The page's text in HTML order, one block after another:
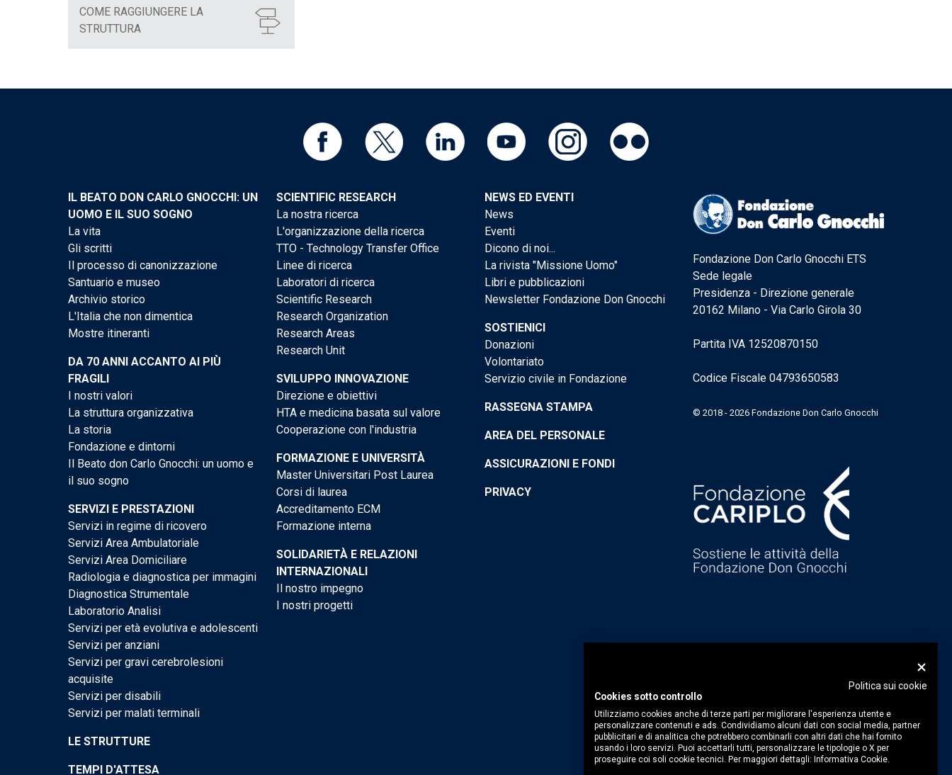
COME RAGGIUNGERE LA
STRUTTURA
IL BEATO DON CARLO GNOCCHI: UN
UOMO E IL SUO SOGNO
La vita
Gli scritti
Il processo di canonizzazione
Santuario e museo
Archivio storico
L'Italia che non dimentica
Mostre itineranti
DA 70 ANNI ACCANTO AI PIÙ
FRAGILI
I nostri valori
La struttura organizzativa
La storia
Fondazione e dintorni
Il Beato don Carlo Gnocchi: un uomo e
il suo sogno
SERVIZI E PRESTAZIONI
Servizi in regime di ricovero
Servizi Area Ambulatoriale
Servizi Area Domiciliare
Radiologia e diagnostica per immagini
Diagnostica Strumentale
Laboratorio Analisi
Servizi per età evolutiva e adolescenti
Servizi per anziani
Servizi per gravi cerebrolesioni
acquisite
Servizi per disabili
Servizi per malati terminali
LE STRUTTURE
TEMPI D'ATTESA
SCIENTIFIC RESEARCH
La nostra ricerca
L'organizzazione della ricerca
TTO - Technology Transfer Office
Linee di ricerca
Laboratori di ricerca
Scientific Research
Research Organization
Research Areas
Research Unit
SVILUPPO INNOVAZIONE
Direzione e obiettivi
HTA e medicina basata sul valore
Cooperazione con l'industria
FORMAZIONE E UNIVERSITÀ
Master Universitari Post Laurea
Corsi di laurea
Accreditamento ECM
Formazione interna
SOLIDARIETÀ E RELAZIONI
INTERNAZIONALI
Il nostro impegno
I nostri progetti
NEWS ED EVENTI
News
Eventi
Dicono di noi...
La rivista "Missione Uomo"
Libri e pubblicazioni
Newsletter Fondazione Don Gnocchi
SOSTIENICI
Donazioni
Volontariato
Servizio civile in Fondazione
RASSEGNA STAMPA
AREA DEL PERSONALE
ASSICURAZIONI E FONDI
PRIVACY
Fondazione Don Carlo Gnocchi ETS
Sede legale
Presidenza - Direzione generale
20162 Milano - Via Carlo Girola 30
Partita IVA 12520870150
Codice Fiscale 04793650583
© 2018 - 2026 Fondazione Don Carlo Gnocchi
Politica sui cookie
Cookies sotto controllo
Utilizziamo cookies anche di terze parti per migliorare l'esperienza utente e
personalizzare contenuti e ads. Condividiamo alcuni dati con social media, partner
pubblicitari e di analitica che potrebbero combinarli con altri dati che hai fornito
usando i loro servizi. Puoi accettarli tutti, personalizzare le tipologie o X per
proseguire coi soli cookie tecnici. Per maggiori dettagli: Informativa Cookie.